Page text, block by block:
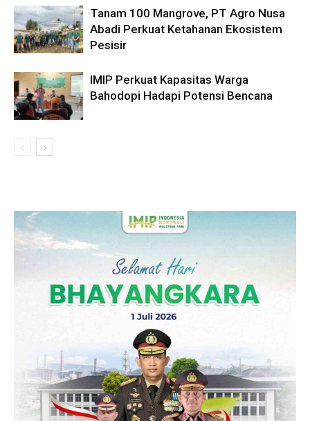
Tanam 100 Mangrove, PT Agro Nusa
Abadi Perkuat Ketahanan Ekosistem
Pesisir
IMIP Perkuat Kapasitas Warga
Bahodopi Hadapi Potensi Bencana